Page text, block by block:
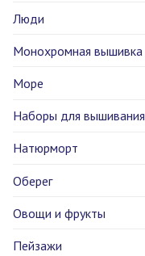
Люди
Монохромная вышивка
Море
Наборы для вышивания
Натюрморт
Оберег
Овощи и фрукты
Пейзажи